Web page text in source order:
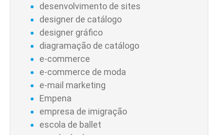
desenvolvimento de sites
designer de catálogo
designer gráfico
diagramação de catálogo
e-commerce
e-commerce de moda
e-mail marketing
Empena
empresa de imigração
escola de ballet